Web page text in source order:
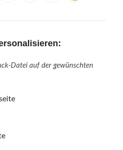
Datei auf der gewünschten